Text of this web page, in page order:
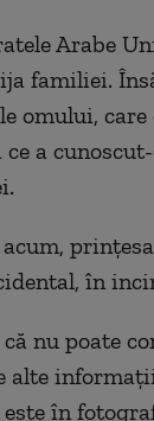
Arabe
familiei.
omului, care
a
în
că nu poate
alte
în